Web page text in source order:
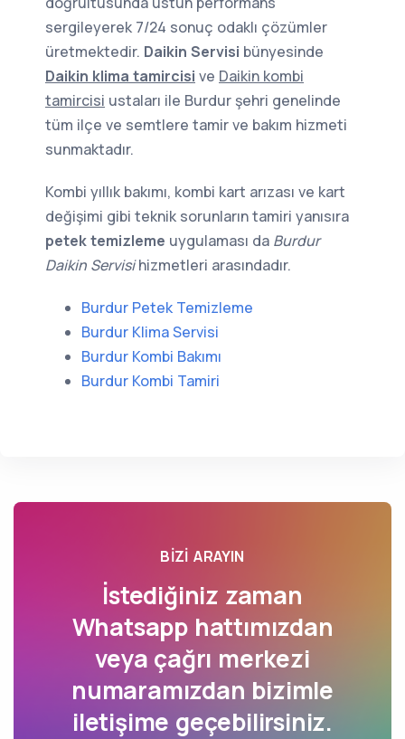
sergileyerek 7/24 sonuç odaklı çözümler
üretmektedir. Daikin Servisi bünyesinde
Daikin klima tamircisi ve Daikin kombi
tamircisi ustaları ile Burdur şehri genelinde
tüm ilçe ve semtlere tamir ve bakım hizmeti
sunmaktadır.
Kombi yıllık bakımı, kombi kart arızası ve kart
değişimi gibi teknik sorunların tamiri yanısıra
petek temizleme uygulaması da Burdur
Daikin Servisihizmetleri arasındadır.
Burdur Petek Temizleme
Burdur Klima Servisi
Burdur Kombi Bakımı
Burdur Kombi Tamiri
BIZI ARAYIN
İstediğiniz zaman
Whatsapp hattımızdan
veya çağrı merkezi
numaramızdan bizimle
iletişime geçebilirsiniz.